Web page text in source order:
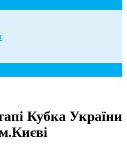
Кубка України